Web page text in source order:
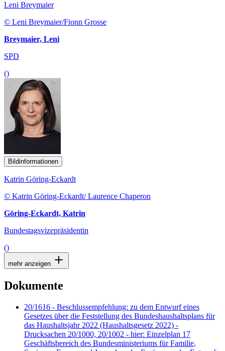
Leni Breymaier
© Leni Breymaier/Fionn Grosse
Breymaier, Leni
SPD
()
Bildinformationen
Katrin Göring-Eckardt
© Katrin Göring-Eckardt/ Laurence Chaperon
Göring-Eckardt, Katrin
Bundestagsvizepräsidentin
()
mehr anzeigen
Dokumente
20/1616 - Beschlussempfehlung: zu dem Entwurf eines
Gesetzes über die Feststellung des Bundeshaushaltsplans für
das Haushaltsjahr 2022 (Haushaltsgesetz 2022) -
Drucksachen 20/1000, 20/1002 - hier: Einzelplan 17
Geschäftsbereich des Bundesministeriums für Familie,